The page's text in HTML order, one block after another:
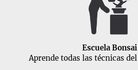
Escuela Bonsai
Aprende todas las técnicas